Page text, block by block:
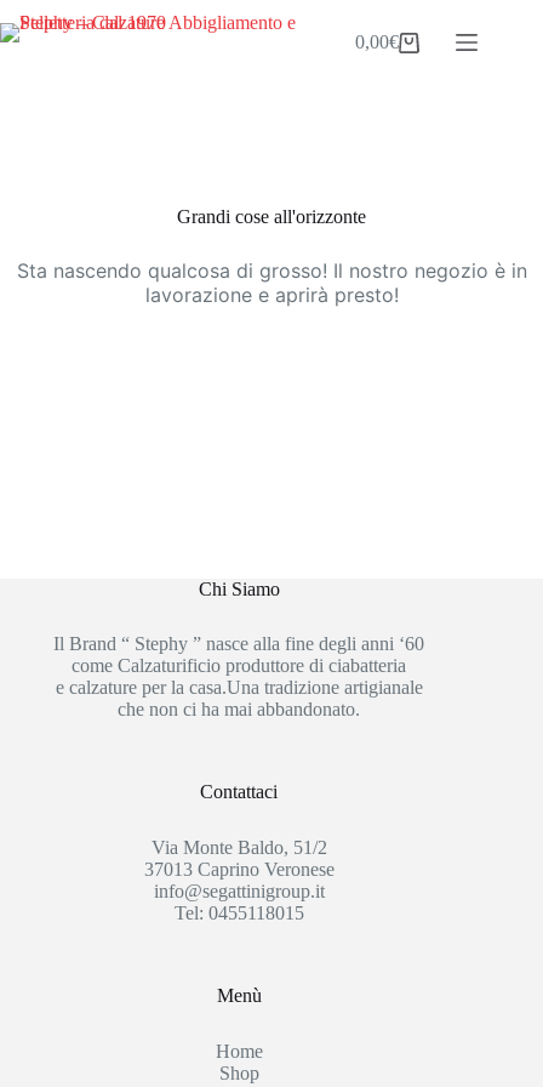
al
Carrello
0,00€
Grandi cose all'orizzonte
Sta nascendo qualcosa di grosso! Il nostro negozio è in
lavorazione e aprirà presto!
Chi Siamo
Il Brand “ Stephy ” nasce alla fine degli anni ‘60
come Calzaturificio produttore di ciabatteria
e calzature per la casa.Una tradizione artigianale
che non ci ha mai abbandonato.
Contattaci
Via Monte Baldo, 51/2
37013 Caprino Veronese
info@segattinigroup.it
Tel: 0455118015
Menù
Home
Shop